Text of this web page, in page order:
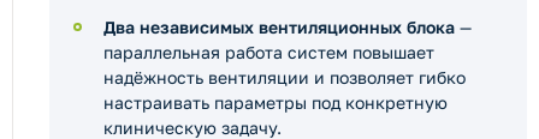
Два независимых вентиляционных блока —
параллельная работа систем повышает
надёжность вентиляции и позволяет гибко
настраивать параметры под конкретную
клиническую задачу.